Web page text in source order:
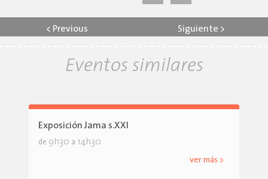
< Previous Siguiente >
Eventos similares
Exposición Jama s.XXI
de 9h30 a 14h30
ver más >